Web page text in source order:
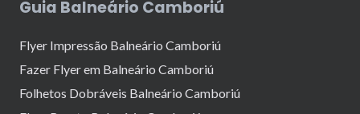
Guia Balneário Camboriú
Flyer Impressão Balneário Camboriú
Fazer Flyer em Balneário Camboriú
Folhetos Dobráveis Balneário Camboriú